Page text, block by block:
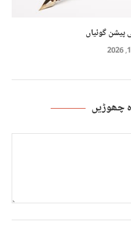
پیشن گوئیاں
چھوڑیں